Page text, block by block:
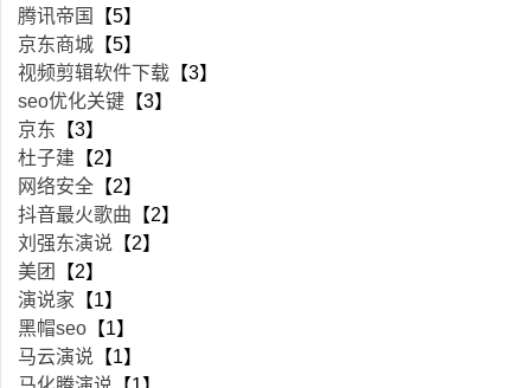
腾讯帝国
【5】
京东商城 【5】
视频剪辑软件下载 【3】
seo优化关键 【3】
京东 【3】
杜子建 【2】
网络安全 【2】
抖音最火歌曲 【2】
刘强东演说 【2】
美团
【2】
演说家 【1】
黑帽seo 【1】
马云演说 【1】